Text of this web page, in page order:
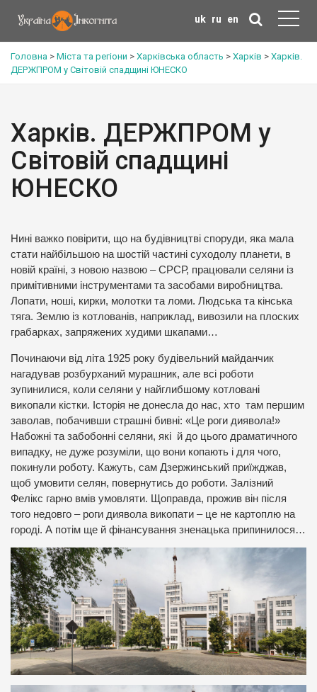
uk ru en
Головна > Міста та регіони > Харківська область > Харків > Харків.
ДЕРЖПРОМ у Світовій спадщині ЮНЕСКО
Харків. ДЕРЖПРОМ у
Світовій спадщині
ЮНЕСКО
Нині важко повірити, що на будівництві споруди, яка мала
стати найбільшою на шостій частині суходолу планети, в
новій країні, з новою назвою – СРСР, працювали селяни із
примітивними інструментами та засобами виробництва.
Лопати, ноші, кирки, молотки та ломи. Людська та кінська
тяга. Землю із котлованів, наприклад, вивозили на плоских
грабарках, запряжених худими шкапами…
Починаючи від літа 1925 року будівельний майданчик
нагадував розбурханий мурашник, але всі роботи
зупинилися, коли селяни у найглибшому котловані
викопали кістки. Історія не донесла до нас, хто там першим
заволав, побачивши страшні бивні: «Це роги диявола!»
Набожні та забобонні селяни, які й до цього драматичного
випадку, не дуже розуміли, що вони копають і для чого,
покинули роботу. Кажуть, сам Дзержинський приїжджав,
щоб умовити селян, повернутись до роботи. Залізний
Фелікс гарно вмів умовляти. Щоправда, прожив він після
того недовго – роги диявола викопати – це не картоплю на
городі. А потім ще й фінансування зненацька припинилося…